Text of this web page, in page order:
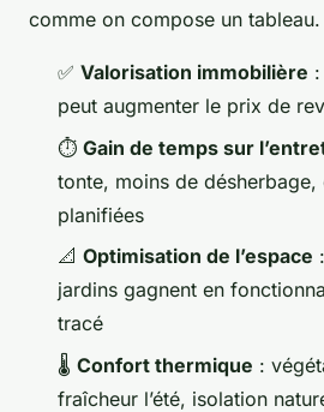
comme on compose un tableau.
✅ Valorisation immobilière
peut augmenter le prix de
⏱️ Gain de temps sur
tonte, moins de désherbage,
planifiées
📐 Optimisation de l’espace
jardins gagnent en
tracé
🌡️ Confort thermique :
fraîcheur l’été, isolation